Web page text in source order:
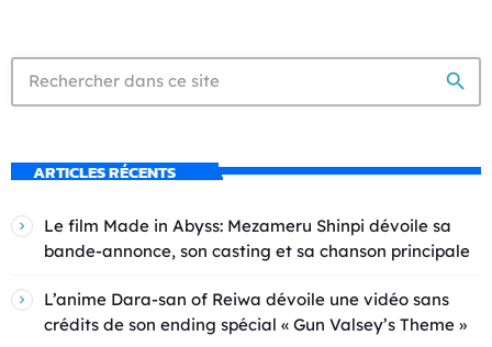
search
ARTICLES RÉCENTS
Le film Made in Abyss: Mezameru Shinpi dévoile sa
bande-annonce, son casting et sa chanson principale
L’anime Dara-san of Reiwa dévoile une vidéo sans
crédits de son ending spécial « Gun Valsey’s Theme »